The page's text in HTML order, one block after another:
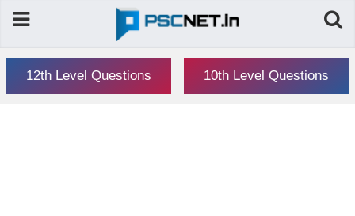
12th Level Questions 10th Level Questions